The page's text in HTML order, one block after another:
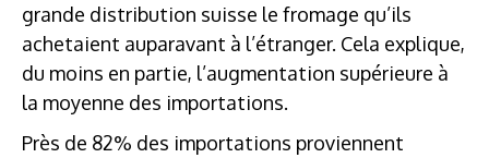
grande distribution suisse le fromage qu’ils
achetaient auparavant à l’étranger. Cela explique,
du moins en partie, l’augmentation supérieure à
la moyenne des importations.
Près de 82% des importations proviennent